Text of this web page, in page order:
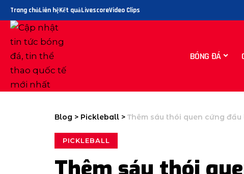
Trang chủLiên hệKết quảLivescoreVideo Clips
BÓNG ĐÁ
Blog > Pickleball > Thêm sáu thói quen cứng đầu
PICKLEBALL